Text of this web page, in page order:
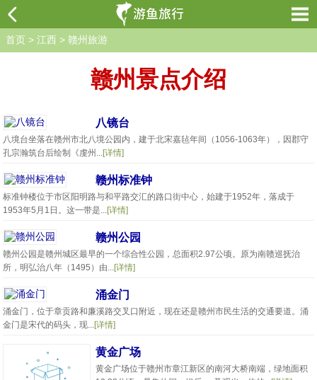
首页 > 江西 > 赣州旅游
赣州景点介绍
八镜台
八境台坐落在赣州市北八境公园内，建于北宋嘉毡年间（1056-1063年），因郡守
孔宗瀚筑台后绘制《虔州...[详情]
赣州标准钟
标准钟楼位于市区阳明路与和平路交汇的路口街中心，始建于1952年，落成于
1953年5月1日。这一带是...[详情]
赣州公园
赣州公园是赣州城区最早的一个综合性公园，总面积2.97公顷。原为南赣巡抚治
所，明弘治八年（1495）由...[详情]
涌金门
涌金门，位于章贡路和廉溪路交叉口附近，现在还是赣州市民生活的交通要道。涌
金门是宋代的码头，现...[详情]
黄金广场
黄金广场位于赣州市章江新区的南河大桥南端，绿地面积